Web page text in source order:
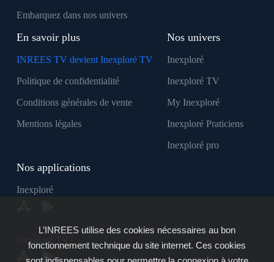
Embarquez dans nos univers
En savoir plus
INREES TV devient Inexploré TV
Politique de confidentialité
Conditions générales de vente
Mentions légales
Nos univers
Inexploré
Inexploré TV
My Inexploré
Inexploré Praticiens
Inexploré pro
Nos applications
Inexploré
Inexploré TV
L’INREES utilise des cookies nécessaires au bon
fonctionnement technique du site internet. Ces cookies